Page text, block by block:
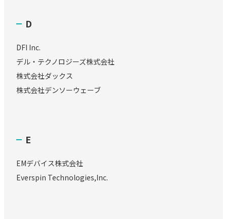
D
DFI Inc.
デル・テクノロジーズ株式会社
株式会社ダックス
株式会社デンソーウェーブ
E
EMデバイス株式会社
Everspin Technologies,Inc.